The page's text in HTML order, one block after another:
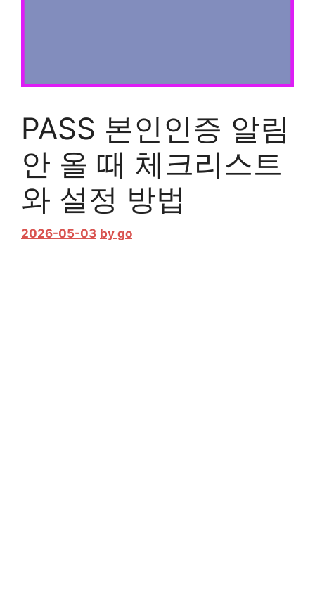
PASS 본인인증 알림
안 올 때 체크리스트
와 설정 방법
2026-05-03 by go